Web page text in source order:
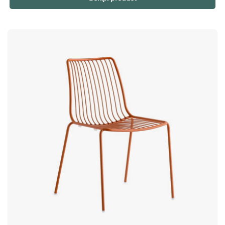
of grotere bijeenkomsten. Materialen voor dagelijks gebruik
maken – afnemen of afspoelen is voldoende. Volt is een
stijlvolle en comfortabele polypropyleen stoel die verkrijgbaar
is in verschillende kleurrijke afwerkingen. Een stevige stoel die
u gemakkelijk kunt stapelen wanneer u hem nodig hebt, en die
zeer geschikt is voor het terras, balkon of eethoek. Stapelbaar
tot 13 stoelen. Minimale afname 4 stuks (prijs per stuk
getoond). Geschikt voor gebruik buitenshuis. Duurzaam en
eenvoudig te reinigen polypropyleen. Vlamwerend materiaal.